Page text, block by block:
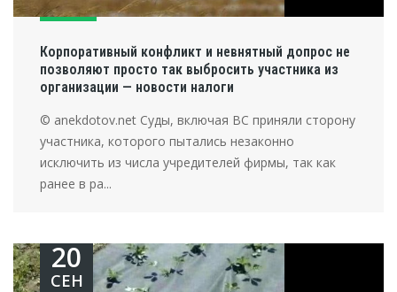
Корпоративный конфликт и невнятный допрос не
позволяют просто так выбросить участника из
организации — новости налоги
© anekdotov.net Суды, включая ВС приняли сторону
участника, которого пытались незаконно
исключить из числа учредителей фирмы, так как
ранее в ра...
20
СЕН